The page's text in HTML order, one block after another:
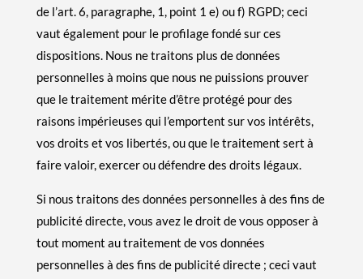
de l’art. 6, paragraphe, 1, point 1 e) ou f) RGPD; ceci
vaut également pour le profilage fondé sur ces
dispositions. Nous ne traitons plus de données
personnelles à moins que nous ne puissions prouver
que le traitement mérite d’être protégé pour des
raisons impérieuses qui l’emportent sur vos intérêts,
vos droits et vos libertés, ou que le traitement sert à
faire valoir, exercer ou défendre des droits légaux.
Si nous traitons des données personnelles à des fins de
publicité directe, vous avez le droit de vous opposer à
tout moment au traitement de vos données
personnelles à des fins de publicité directe ; ceci vaut